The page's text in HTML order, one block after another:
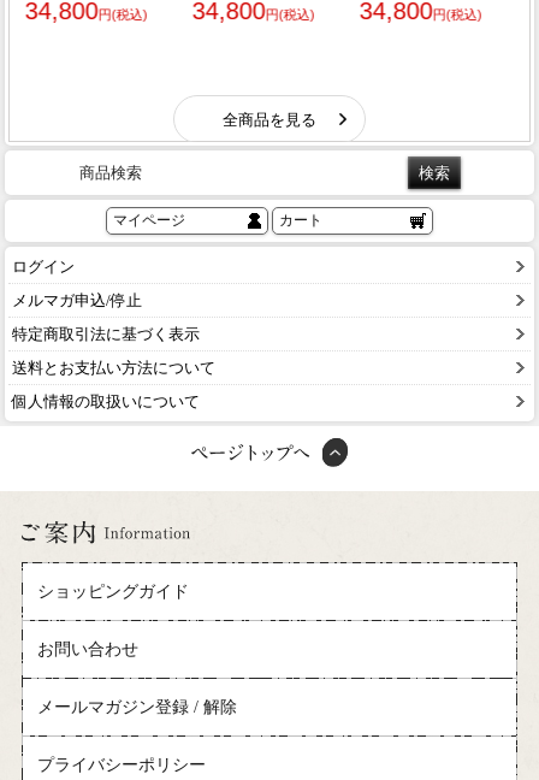
商品検索
マイページ カート
ログイン
メルマガ申込/停止
特定商取引法に基づく表示
送料とお支払い方法について
個人情報の取扱いについて
ショッピングガイド
お問い合わせ
メールマガジン登録 / 解除
プライバシーポリシー